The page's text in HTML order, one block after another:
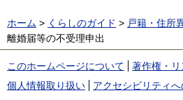
ホーム > くらしのガイド > 戸籍・住所
離婚届等の不受理申出
このホームページについて 著作権・リ
個人情報取り扱い
アクセシビリティ